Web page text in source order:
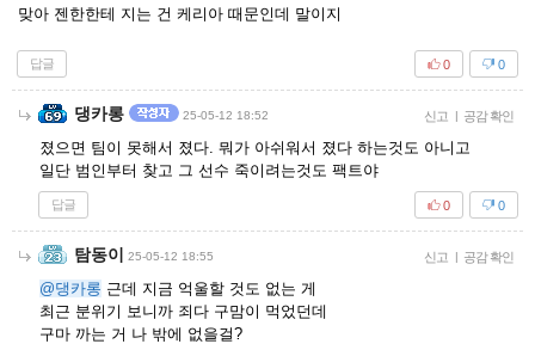
맞아 젠한한테 지는 건 케리아 때문인데 말이지
답글 0
0
댕카롱 25-05-12 18:52 신고 | 공감 확인
졌으면 팀이 못해서 졌다. 뭐가 아쉬워서 졌다 하는것도 아니고
일단 범인부터 찾고 그 선수 죽이려는것도 팩트야
답글 0
0
탐동이 25-05-12 18:55 신고 | 공감 확인
@댕카롱 근데 지금 억울할 것도 없는 게
최근 분위기 보니까 죄다 구맘이 먹었던데
구마 까는 거 나 밖에 없을걸?